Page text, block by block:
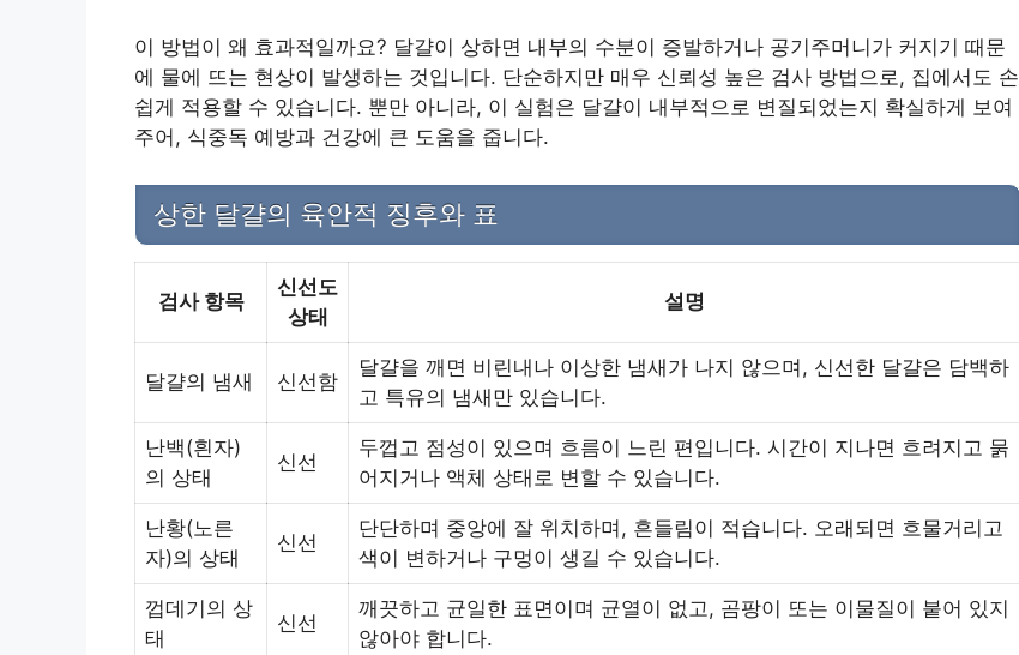
이 방법이 왜 효과적일까요? 달걀이 상하면 내부의 수분이 증발하거나 공기주머니가 커지기 때문
에 물에 뜨는 현상이 발생하는 것입니다. 단순하지만 매우 신뢰성 높은 검사 방법으로, 집에서도 손
쉽게 적용할 수 있습니다. 뿐만 아니라, 이 실험은 달걀이 내부적으로 변질되었는지 확실하게 보여
주어, 식중독 예방과 건강에 큰 도움을 줍니다.
상한 달걀의 육안적 징후와 표
검사 항목
신선도
상태
설명
달걀의 냄새 신선함
달걀을 깨면 비린내나 이상한 냄새가 나지 않으며, 신선한 달걀은 담백하
고 특유의 냄새만 있습니다.
난백(흰자)
의 상태
신선
두껍고 점성이 있으며 흐름이 느린 편입니다. 시간이 지나면 흐려지고 묽
어지거나 액체 상태로 변할 수 있습니다.
난황(노른
자)의 상태
신선
단단하며 중앙에 잘 위치하며, 흔들림이 적습니다. 오래되면 흐물거리고
색이 변하거나 구멍이 생길 수 있습니다.
껍데기의 상
태
신선
깨끗하고 균일한 표면이며 균열이 없고, 곰팡이 또는 이물질이 붙어 있지
않아야 합니다.